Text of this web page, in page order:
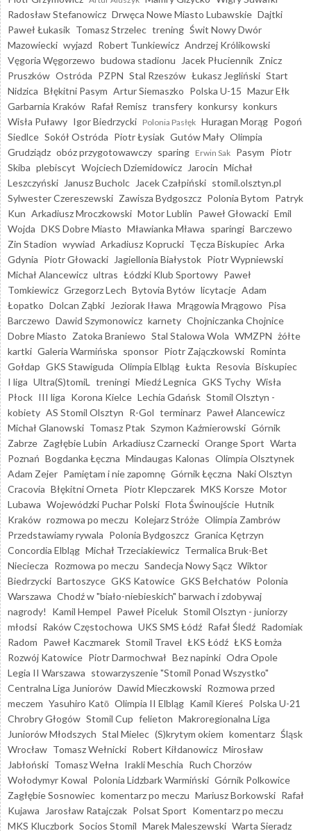
Radosław Stefanowicz Drwęca Nowe Miasto Lubawskie Dajtki
Paweł Łukasik Tomasz Strzelec trening Świt Nowy Dwór
Mazowiecki wyjazd Robert Tunkiewicz Andrzej Królikowski
Vęgoria Węgorzewo budowa stadionu Jacek Płuciennik Znicz
Pruszków Ostróda PZPN Stal Rzeszów Łukasz Jegliński Start
Nidzica Błękitni Pasym Artur Siemaszko Polska U-15 Mazur Ełk
Garbarnia Kraków Rafał Remisz transfery konkursy konkurs
Wisła Puławy Igor Biedrzycki Polonia Pasłęk Huragan Morąg Pogoń
Siedlce Sokół Ostróda Piotr Łysiak Gutów Mały Olimpia
Grudziądz obóz przygotowawczy sparing Erwin Sak Pasym Piotr
Skiba plebiscyt Wojciech Dziemidowicz Jarocin Michał
Leszczyński
Janusz Bucholc Jacek Czałpiński stomil.olsztyn.pl
Sylwester Czereszewski Zawisza Bydgoszcz Polonia Bytom Patryk
Kun Arkadiusz Mroczkowski Motor Lublin Paweł Głowacki Emil
Wojda DKS Dobre Miasto Mławianka Mława sparingi Barczewo
Zin Stadion wywiad Arkadiusz Koprucki Tęcza Biskupiec Arka
Gdynia Piotr Głowacki Jagiellonia Białystok Piotr Wypniewski
Michał Alancewicz ultras Łódzki Klub Sportowy Paweł
Tomkiewicz Grzegorz Lech Bytovia Bytów licytacje Adam
Łopatko Dolcan Ząbki Jeziorak Iława Mrągowia Mrągowo Pisa
Barczewo Dawid Szymonowicz karnety Chojniczanka Chojnice
Dobre Miasto Zatoka Braniewo Stal Stalowa Wola WMZPN żółte
kartki Galeria Warmińska sponsor Piotr Zajączkowski Rominta
Gołdap GKS Stawiguda Olimpia Elbląg Łukta Resovia Biskupiec
I liga Ultra(S)tomiL treningi Miedź Legnica GKS Tychy Wisła
Płock III liga Korona Kielce Lechia Gdańsk Stomil Olsztyn -
kobiety AS Stomil Olsztyn R-Gol terminarz Paweł Alancewicz
Michał Glanowski Tomasz Ptak Szymon Kaźmierowski Górnik
Zabrze Zagłębie Lubin Arkadiusz Czarnecki Orange Sport Warta
Poznań Bogdanka Łęczna Mindaugas Kalonas Olimpia Olsztynek
Adam Zejer Pamiętam i nie zapomnę Górnik Łęczna Naki Olsztyn
Cracovia Błękitni Orneta Piotr Klepczarek MKS Korsze Motor
Lubawa Wojewódzki Puchar Polski Flota Świnoujście Hutnik
Kraków rozmowa po meczu Kolejarz Stróże Olimpia Zambrów
Przedstawiamy rywala Polonia Bydgoszcz Granica Kętrzyn
Concordia Elbląg Michał Trzeciakiewicz Termalica Bruk-Bet
Nieciecza Rozmowa po meczu Sandecja Nowy Sącz Wiktor
Biedrzycki Bartoszyce GKS Katowice GKS Bełchatów Polonia
Warszawa Chodź w "biało-niebieskich" barwach i zdobywaj
nagrody!
Kamil Hempel Paweł Piceluk Stomil Olsztyn - juniorzy
młodsi Raków Częstochowa UKS SMS Łódź Rafał Śledź Radomiak
Radom Paweł Kaczmarek Stomil Travel ŁKS Łódź ŁKS Łomża
Rozwój Katowice Piotr Darmochwał Bez napinki Odra Opole
Legia II Warszawa stowarzyszenie "Stomil Ponad Wszystko"
Centralna Liga Juniorów Dawid Mieczkowski Rozmowa przed
meczem Yasuhiro Katō Olimpia II Elbląg Kamil Kiereś Polska U-21
Chrobry Głogów Stomil Cup felieton Makroregionalna Liga
Juniorów Młodszych Stal Mielec (S)krytym okiem komentarz Śląsk
Wrocław Tomasz Wełnicki Robert Kiłdanowicz Mirosław
Jabłoński Tomasz Wełna Irakli Meschia Ruch Chorzów
Wołodymyr Kowal Polonia Lidzbark Warmiński Górnik Polkowice
Zagłębie Sosnowiec komentarz po meczu Mariusz Borkowski Rafał
Kujawa
Jarosław Ratajczak Polsat Sport Komentarz po meczu
MKS Kluczbork Socios Stomil Marek Maleszewski Warta Sieradz